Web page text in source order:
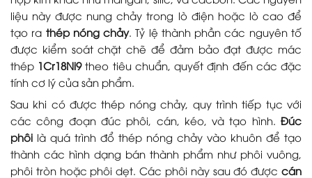
liệu này được nung chảy trong lò điện hoặc lò cao để
tạo ra thép nóng chảy. Tỷ lệ thành phần các nguyên tố
được kiểm soát chặt chẽ để đảm bảo đạt được mác
thép 1Cr18Ni9theo tiêu chuẩn, quyết định đến các đặc
tính cơ lý của sản phẩm.
Sau khi có được thép nóng chảy, quy trình tiếp tục với
các công đoạn đúc phôi, cán, kéo, và tạo hình. Đúc
phôi là quá trình đổ thép nóng chảy vào khuôn để tạo
thành các hình dạng bán thành phẩm như phôi vuông,
phôi tròn hoặc phôi dẹt. Các phôi này sau đó được cán